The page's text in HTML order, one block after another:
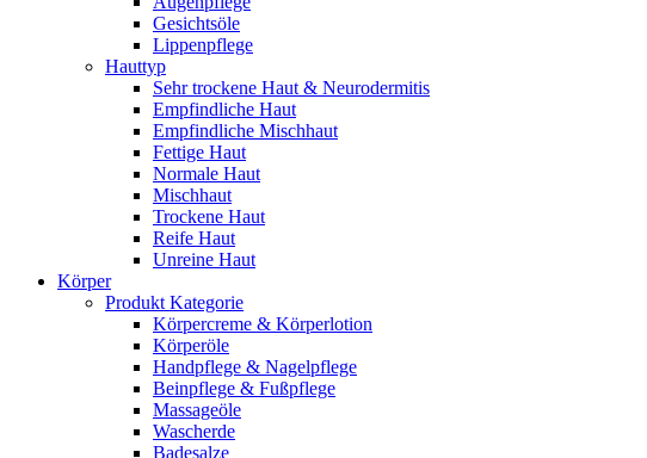
Gesichtsöle
Lippenpflege
Hauttyp
Sehr trockene Haut & Neurodermitis
Empfindliche Haut
Empfindliche Mischhaut
Fettige Haut
Normale Haut
Mischhaut
Trockene Haut
Reife Haut
Unreine Haut
Körper
Produkt Kategorie
Körpercreme & Körperlotion
Körperöle
Handpflege & Nagelpflege
Beinpflege & Fußpflege
Massageöle
Wascherde
Badesalze